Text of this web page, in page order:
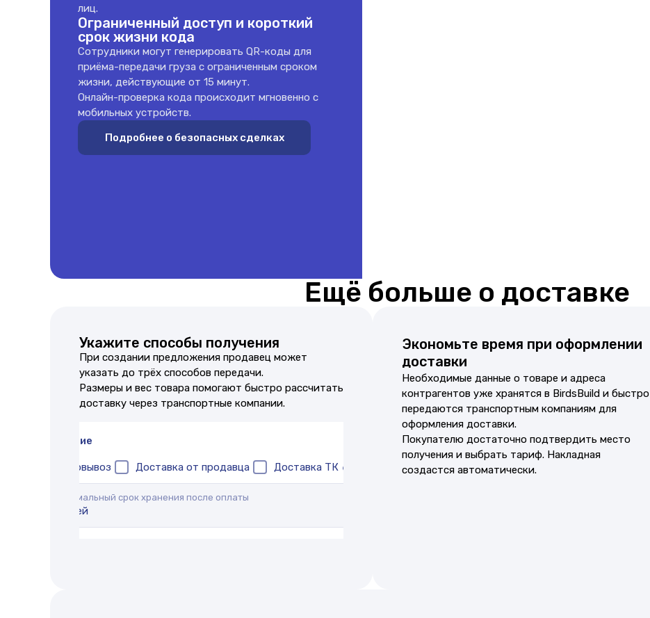
лиц.
Ограниченный доступ и короткий
срок жизни кода
Cотрудники могут генерировать QR-коды для
приёма-передачи груза с ограниченным сроком
жизни, действующие от 15 минут.
Онлайн-проверка кода происходит мгновенно с
мобильных устройств.
Подробнее о безопасных сделках
Ещё больше о доставке
Укажите способы получения
При создании предложения продавец может
указать до трёх способов передачи.
Размеры и вес товара помогают быстро рассчитать
доставку через транспортные компании.
Получение
Самовывоз Доставка от продавца Доставка ТК
30 дней
Максимальный срок хранения после оплаты
Экономьте время при оформлении
доставки
Необходимые данные о товаре и адреса
контрагентов уже хранятся в BirdsBuild и быстро
передаются транспортным компаниям для
оформления доставки.
Покупателю достаточно подтвердить место
получения и выбрать тариф. Накладная
создастся автоматически.